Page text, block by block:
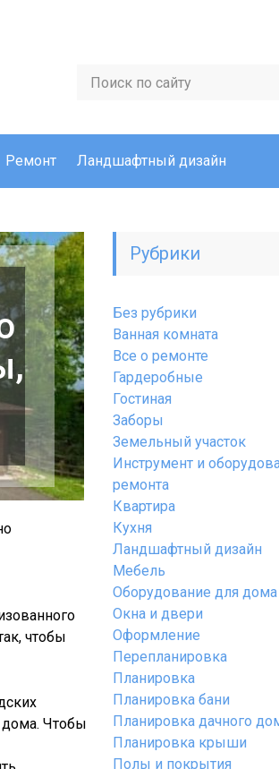
Ремонт Ландшафтный дизайн
чтобы
Чтобы
Рубрики
Без рубрики
Ванная комната
Все о ремонте
Гардеробные
Гостиная
Заборы
Земельный участок
Инструмент и
ремонта
Квартира
Кухня
Ландшафтный дизайн
Мебель
Оборудование для дома
Окна и двери
Оформление
Перепланировка
Планировка
Планировка бани
Планировка дачного
Планировка крыши
Полы и покрытия